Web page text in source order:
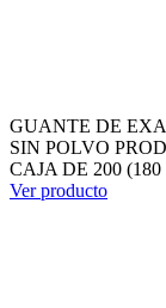
GUANTE DE
SIN POLVO
CAJA DE 200
Ver producto